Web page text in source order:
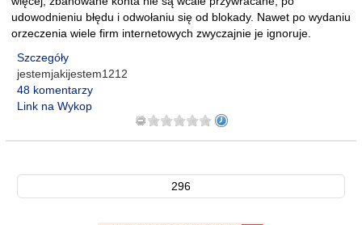
udowodnieniu błędu i odwołaniu się od blokady. Nawet po wydaniu
orzeczenia wiele firm internetowych zwyczajnie je ignoruje.
Szczegóły
jestemjakijestem1212
48 komentarzy
Link na Wykop
296